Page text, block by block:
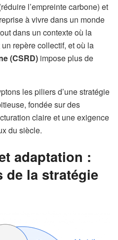
l’empreinte carbone) et
à vivre dans un monde
dans un contexte où la
repère collectif, et où la
(CSRD) impose plus de
les piliers d’une stratégie
fondée sur des
claire et une exigence
du siècle.
adaptation :
de la stratégie